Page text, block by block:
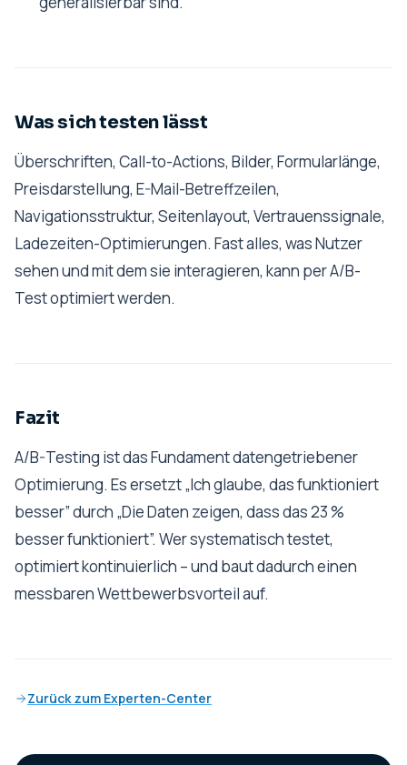
Was sich testen lässt
Überschriften, Call-to-Actions, Bilder, Formularlänge,
Preisdarstellung, E-Mail-Betreffzeilen,
Navigationsstruktur, Seitenlayout, Vertrauenssignale,
Ladezeiten-Optimierungen. Fast alles, was Nutzer
sehen und mit dem sie interagieren, kann per A/B-
Test optimiert werden.
Fazit
A/B-Testing ist das Fundament datengetriebener
Optimierung. Es ersetzt „Ich glaube, das funktioniert
besser” durch „Die Daten zeigen, dass das 23 %
besser funktioniert”. Wer systematisch testet,
optimiert kontinuierlich – und baut dadurch einen
messbaren Wettbewerbsvorteil auf.
Zurück zum Experten-Center